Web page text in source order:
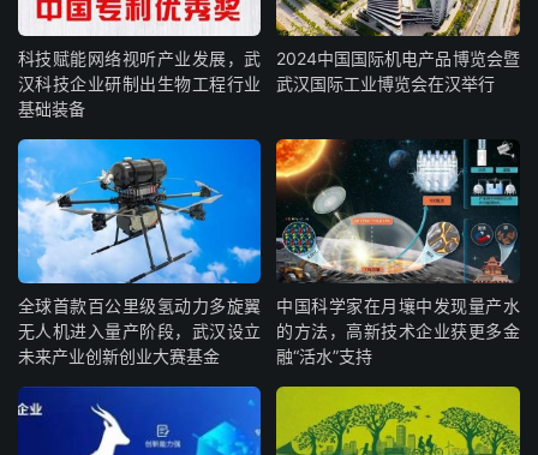
科技赋能网络视听产业发展，武
汉科技企业研制出生物工程行业
基础装备
2024中国国际机电产品博览会暨
武汉国际工业博览会在汉举行
全球首款百公里级氢动力多旋翼
无人机进入量产阶段，武汉设立
未来产业创新创业大赛基金
中国科学家在月壤中发现量产水
的方法，高新技术企业获更多金
融“活水”支持